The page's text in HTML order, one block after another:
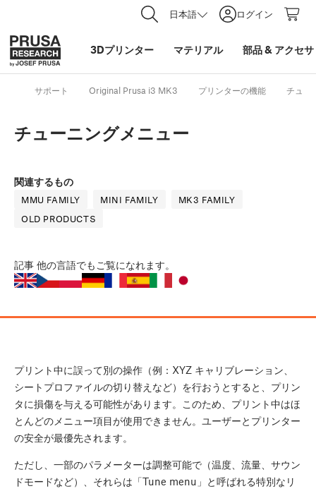
日本語 ログイン
3Dプリンター マテリアル 部品& アクセ
サポート Original Prusa i3 MK3 プリンターの機能 チュー
チューニングメニュー
関連するもの
MMU FAMILY MINI FAMILY
MK3 FAMILY
OLD PRODUCTS
記事 他の言語でもご覧になれます。
プリント中に誤って別の操作（例：XYZ キャリブレーション、
シートプロファイルの切り替えなど）を行おうとすると、プリン
タに損傷を与える可能性があります。このため、プリント中はほ
とんどのメニュー項目が使用できません。ユーザーとプリンター
の安全が最優先されます。
ただし、一部のパラメーターは調整可能で（温度、流量、サウン
ドモードなど）、それらは「Tune menu」と呼ばれる特別なリ